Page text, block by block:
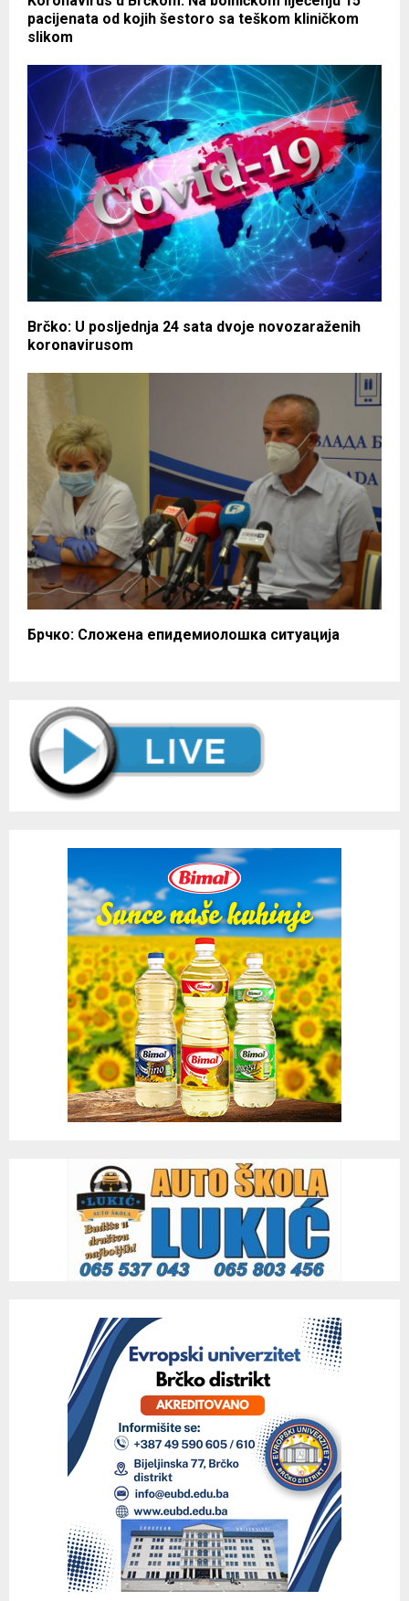
pacijenata od kojih šestoro sa teškom kliničkom
slikom
Brčko: U posljednja 24 sata dvoje novozaraženih
koronavirusom
Брчко: Сложена епидемиолошка ситуација